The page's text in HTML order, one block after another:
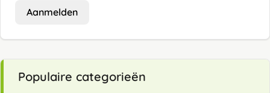
Aanmelden
Populaire categorieën